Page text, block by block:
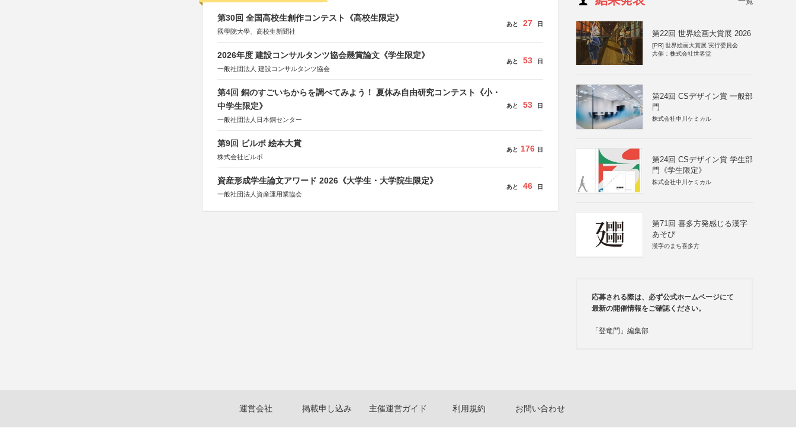
第30回 全国高校生創作コンテスト《高校生限定》
國學院大學、高校生新聞社
あと 27 日
2026年度 建設コンサルタンツ協会懸賞論文《学生限定》
一般社団法人 建設コンサルタンツ協会
あと 53 日
第4回 銅のすごいちからを調べてみよう！ 夏休み自由研究コンテスト《小・
中学生限定》
一般社団法人日本銅センター
あと 53 日
第9回 ビルボ 絵本大賞
株式会社ビルボ
あと 176 日
資産形成学生論文アワード 2026《大学生・大学院生限定》
一般社団法人資産運用業協会
あと 46 日
第22回 世界絵画大賞展 2026
[PR] 世界絵画大賞展 実行委員会
共催：株式会社世界堂
第24回 CSデザイン賞 一般部
門
株式会社中川ケミカル
第24回 CSデザイン賞 学生部
門《学生限定》
株式会社中川ケミカル
第71回 喜多方発感じる漢字
あそび
漢字のまち喜多方
応募される際は、必ず公式ホームページにて
最新の開催情報をご確認ください。
「登竜門」編集部
運営会社 掲載申し込み 主催運営ガイド 利用規約 お問い合わせ